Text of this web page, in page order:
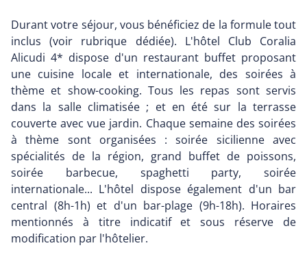
Durant votre séjour, vous bénéficiez de la formule tout
inclus (voir rubrique dédiée). L'hôtel Club Coralia
Alicudi 4* dispose d'un restaurant buffet proposant
une cuisine locale et internationale, des soirées à
thème et show-cooking. Tous les repas sont servis
dans la salle climatisée ; et en été sur la terrasse
couverte avec vue jardin. Chaque semaine des soirées
à thème sont organisées : soirée sicilienne avec
spécialités de la région, grand buffet de poissons,
soirée barbecue, spaghetti party, soirée
internationale... L'hôtel dispose également d'un bar
central (8h-1h) et d'un bar-plage (9h-18h). Horaires
mentionnés à titre indicatif et sous réserve de
modification par l'hôtelier.